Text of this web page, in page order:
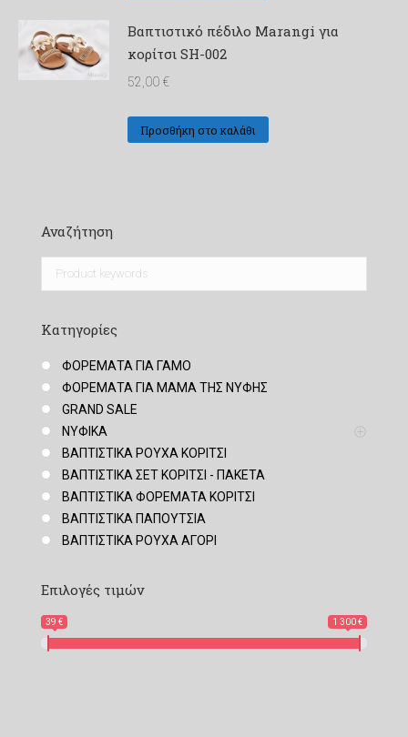
Βαπτιστικό πέδιλο Marangi για
κορίτσι SH-002
52,00 €
Προσθήκη στο καλάθι
Αναζήτηση
Κατηγορίες
ΦΟΡΕΜΑΤΑ ΓΙΑ ΓΑΜΟ
ΦΟΡΕΜΑΤΑ ΓΙΑ ΜΑΜΑ ΤΗΣ ΝΥΦΗΣ
GRAND SALE
ΝΥΦΙΚΑ
ΒΑΠΤΙΣΤΙΚΑ ΡΟΥΧΑ ΚΟΡΙΤΣΙ
ΒΑΠΤΙΣΤΙΚΑ ΣΕΤ ΚΟΡΙΤΣΙ - ΠΑΚΕΤΑ
ΒΑΠΤΙΣΤΙΚΑ ΦΟΡΕΜΑΤΑ ΚΟΡΙΤΣΙ
ΒΑΠΤΙΣΤΙΚΑ ΠΑΠΟΥΤΣΙΑ
ΒΑΠΤΙΣΤΙΚΑ ΡΟΥΧΑ ΑΓΟΡΙ
Επιλογές τιμών
39 € 1 300 €